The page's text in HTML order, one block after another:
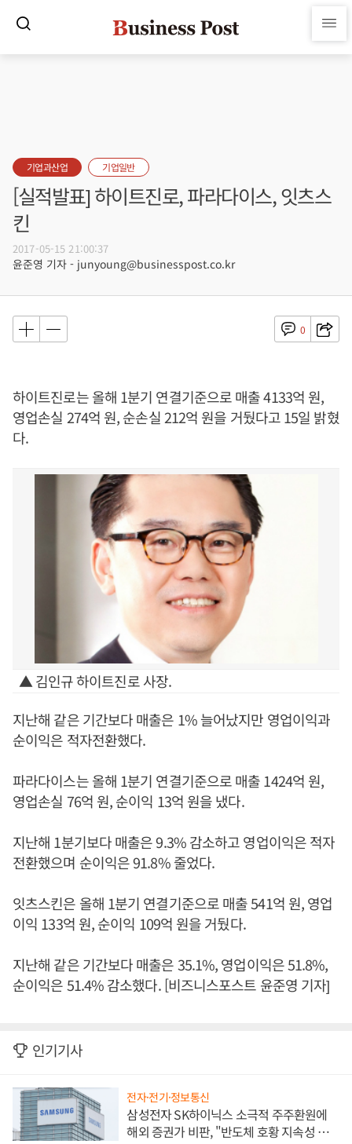
기업과산업 기업일반
[실적발표] 하이트진로, 파라다이스, 잇츠스
킨
2017-05-15 21:00:37
윤준영 기자 - junyoung@businesspost.co.kr
0
하이트진로는 올해 1분기 연결기준으로 매출 4133억 원,
영업손실 274억 원, 순손실 212억 원을 거뒀다고 15일 밝혔
다.
▲ 김인규 하이트진로 사장.
지난해 같은 기간보다 매출은 1% 늘어났지만 영업이익과
순이익은 적자전환했다.
파라다이스는 올해 1분기 연결기준으로 매출 1424억 원,
영업손실 76억 원, 순이익 13억 원을 냈다.
지난해 1분기보다 매출은 9.3% 감소하고 영업이익은 적자
전환했으며 순이익은 91.8% 줄었다.
잇츠스킨은 올해 1분기 연결기준으로 매출 541억 원, 영업
이익 133억 원, 순이익 109억 원을 거뒀다.
지난해 같은 기간보다 매출은 35.1%, 영업이익은 51.8%,
순이익은 51.4% 감소했다. [비즈니스포스트 윤준영 기자]
인기기사
전자·전기·정보통신
삼성전자 SK하이닉스 소극적 주주환원에
해외 증권가 비판, "반도체 호황 지속성 의